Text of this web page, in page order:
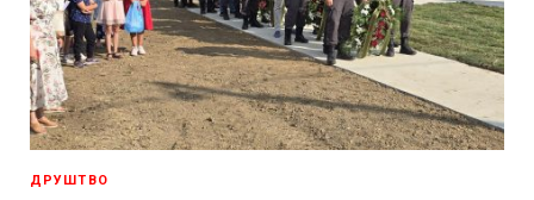
ДРУШТВО